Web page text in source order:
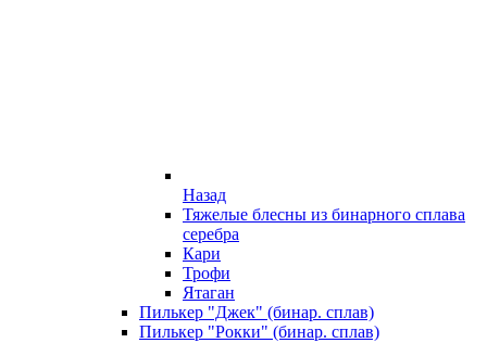
Назад
Тяжелые блесны из бинарного сплава
серебра
Кари
Трофи
Ятаган
Пилькер "Джек" (бинар. сплав)
Пилькер "Рокки" (бинар. сплав)